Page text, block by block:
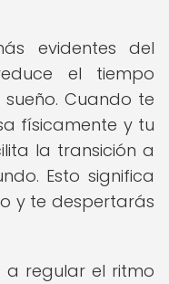
evidentes del
el tiempo
Cuando te
físicamente y tu
la transición a
Esto significa
y te despertarás
a regular el ritmo